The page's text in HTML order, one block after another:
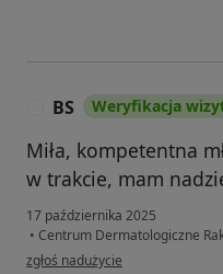
BS Weryfikacja
Miła, kompetentna
w trakcie, mam
17 października 2025
• Centrum Dermatologiczne
w opinii użytkownika BS
zgłoś nadużycie